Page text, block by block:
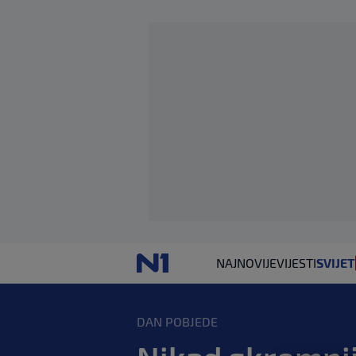
NAJNOVIJEVIJESTISVIJET
DAN POBJEDE